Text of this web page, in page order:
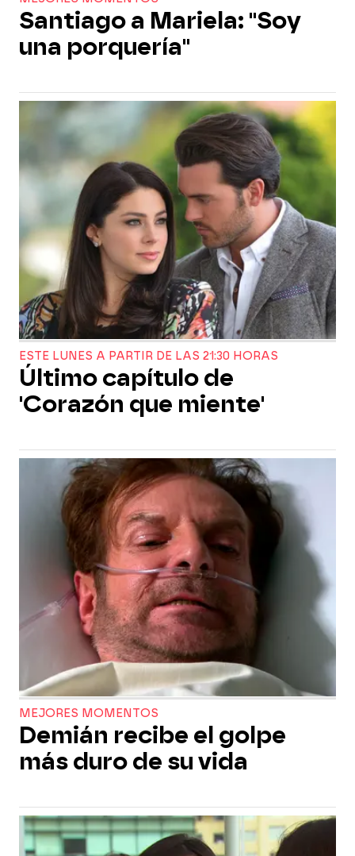
Santiago a Mariela: "Soy
una porquería"
ESTE LUNES A PARTIR DE LAS 21:30 HORAS
Último capítulo de
'Corazón que miente'
MEJORES MOMENTOS
Demián recibe el golpe
más duro de su vida